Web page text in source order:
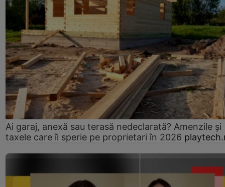
Ai garaj, anexă sau terasă nedeclarată? Amenzile și
taxele care îi sperie pe proprietari în 2026